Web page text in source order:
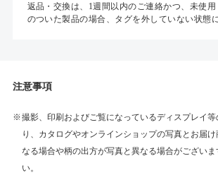
返品・交換は、1週間以内のご連絡かつ、未使
のついた製品の場合、タグを外していない状態
注意事項
撮影、印刷およびご覧になっているディスプレイ
り、カタログやオンラインショップの写真とお届
なる場合や柄の出方が写真と異なる場合がござい
い。